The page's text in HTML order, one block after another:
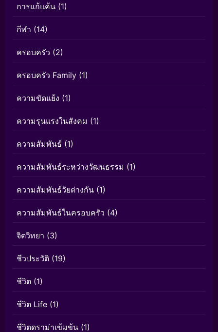
การแก้แค้น (1)
กีฬา (14)
ครอบครัว (2)
ครอบครัว Family (1)
ความขัดแย้ง (1)
ความรุนแรงในสังคม (1)
ความสัมพันธ์ (1)
ความสัมพันธ์ระหว่างวัฒนธรรม (1)
ความสัมพันธ์วัยต่างกัน (1)
ความสัมพันธ์ในครอบครัว (4)
จิตวิทยา (3)
ชีวประวัติ (19)
ชีวิต (1)
ชีวิต Life (1)
ชีวิตดราม่าเข้มข้น (1)